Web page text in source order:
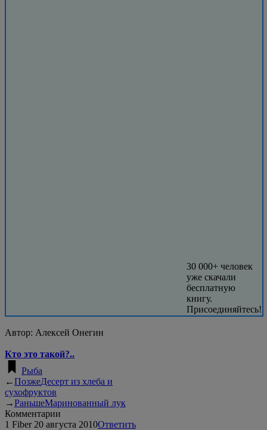
30 000+ человек
уже скачали
бесплатную
книгу.
Присоединяйтесь!
Автор: Алексей Онегин
Кто это такой?..
Рыба
←ПозжеДесерт из хлеба и
сухофруктов
→РаньшеМаринованный лук
Комментарии
1 Fiber 20 августа 2010Ответить